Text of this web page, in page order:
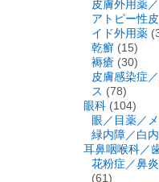
皮膚外用薬
アトピー性
イド外用薬
乾癬 (15)
褥瘡 (30)
皮膚感染症
ス (78)
眼科 (104)
眼／目薬／
緑内障／白
耳鼻咽喉科／
花粉症／鼻
(61)